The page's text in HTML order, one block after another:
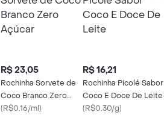
R$ 23,05
Rochinha Sorvete de
Coco Branco Zero
Açúcar
(R$0.16/ml)
R$ 16,21
Rochinha Picolé Sabor
Coco E Doce De Leite
(R$0.30/g)